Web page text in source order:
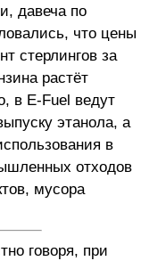
давеча по
что цены
стерлингов за
растёт
в E-Fuel ведут
этанола, а
в
отходов
мусора
говоря, при